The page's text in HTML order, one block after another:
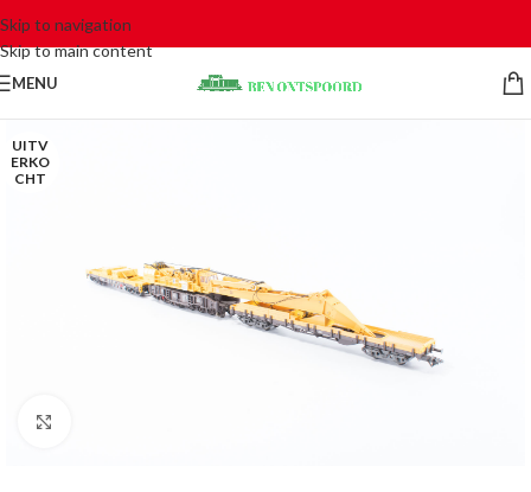
Skip to navigation
Skip to main content
MENU
UITV
ERKO
CHT